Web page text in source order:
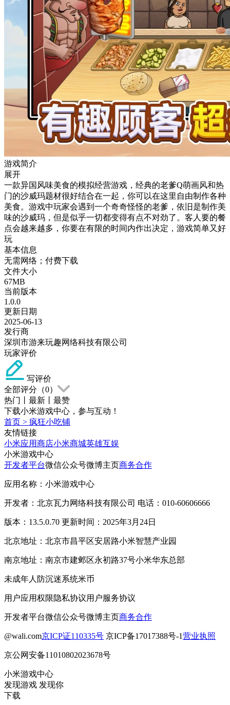
游戏简介
展开
一款异国风味美食的模拟经营游戏，经典的老爹Q萌画风和热
门的沙威玛题材很好结合在一起，你可以在这里自由制作各种
美食。游戏中玩家会遇到一个奇奇怪怪的老爹，依旧是制作美
味的沙威玛，但是似乎一切都变得有点不对劲了。客人要的餐
点会越来越多，你要在有限的时间内作出决定，游戏简单又好
玩
基本信息
无需网络；付费下载
文件大小
67MB
当前版本
1.0.0
更新日期
2025-06-13
发行商
深圳市游来玩趣网络科技有限公司
玩家评价
写评价
全部评分（0）
热门
最新
最赞
下载小米游戏中心，参与互动！
首页 > 疯狂小吃铺
友情链接
小米应用商店小米商城英雄互娱
小米游戏中心
开发者平台微信公众号微博主页商务合作
应用名称：小米游戏中心
开发者：北京瓦力网络科技有限公司 电话：010-60606666
版本：13.5.0.70 更新时间：2025年3月24日
北京地址：北京市昌平区安居路小米智慧产业园
南京地址：南京市建邺区永初路37号小米华东总部
未成年人防沉迷系统米币
用户应用权限隐私协议用户服务协议
开发者平台微信公众号微博主页商务合作
@wali.com京ICP证110335号 京ICP备17017388号-1营业执照
京公网安备11010802023678号
小米游戏中心
发现游戏 发现你
下载